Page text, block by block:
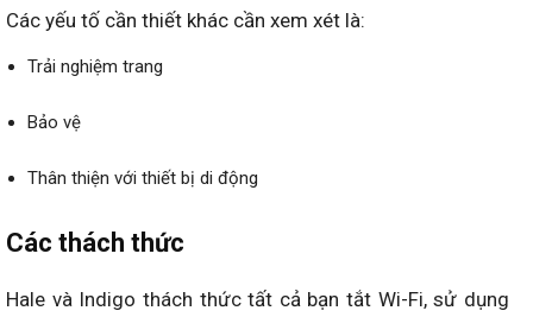
Các yếu tố cần thiết khác cần xem xét là:
Trải nghiệm trang
Bảo vệ
Thân thiện với thiết bị di động
Các thách thức
Hale và Indigo thách thức tất cả bạn tắt Wi-Fi, sử dụng